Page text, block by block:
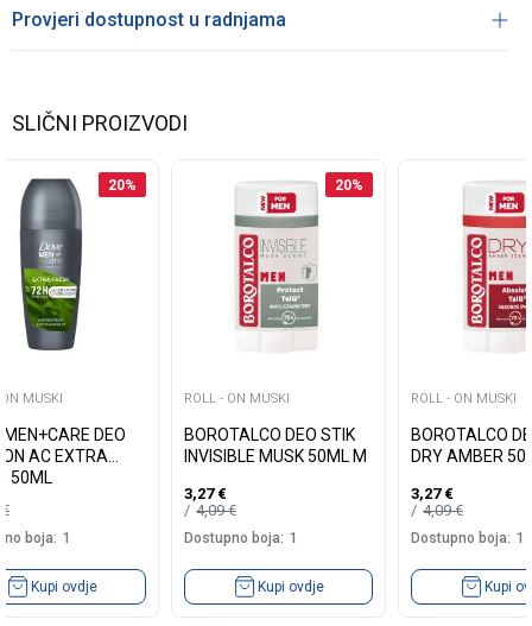
Provjeri dostupnost u radnjama
SLIČNI PROIZVODI
20%
MUSKI
MEN+CARE DEO
AC EXTRA
50ML
€
boja: 1
Kupi ovdje
20%
ROLL - ON MUSKI
BOROTALCO DEO STIK
INVISIBLE MUSK 50ML M
3,27 €
4,09€
Dostupno boja: 1
Kupi ovdje
ROLL - ON MUSKI
BOROTALCO
DRY AMBER
3,27 €
4,09€
Dostupno boja: 1
Kupi